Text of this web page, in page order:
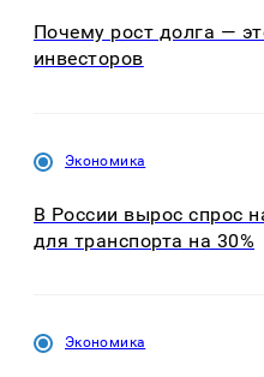
Почему рост долга —
инвесторов
Экономика
В России вырос спрос
для транспорта на 30%
Экономика